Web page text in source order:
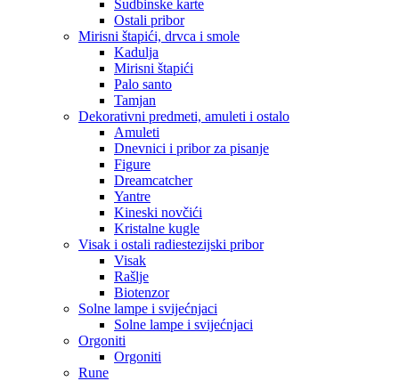
Sudbinske karte
Ostali pribor
Mirisni štapići, drvca i smole
Kadulja
Mirisni štapići
Palo santo
Tamjan
Dekorativni predmeti, amuleti i ostalo
Amuleti
Dnevnici i pribor za pisanje
Figure
Dreamcatcher
Yantre
Kineski novčići
Kristalne kugle
Visak i ostali radiestezijski pribor
Visak
Rašlje
Biotenzor
Solne lampe i svijećnjaci
Solne lampe i svijećnjaci
Orgoniti
Orgoniti
Rune